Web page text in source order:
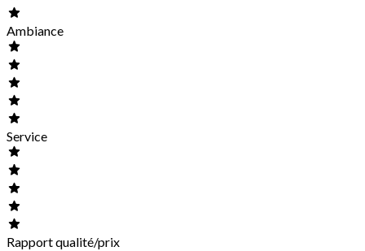
Ambiance
Service
Rapport qualité/prix